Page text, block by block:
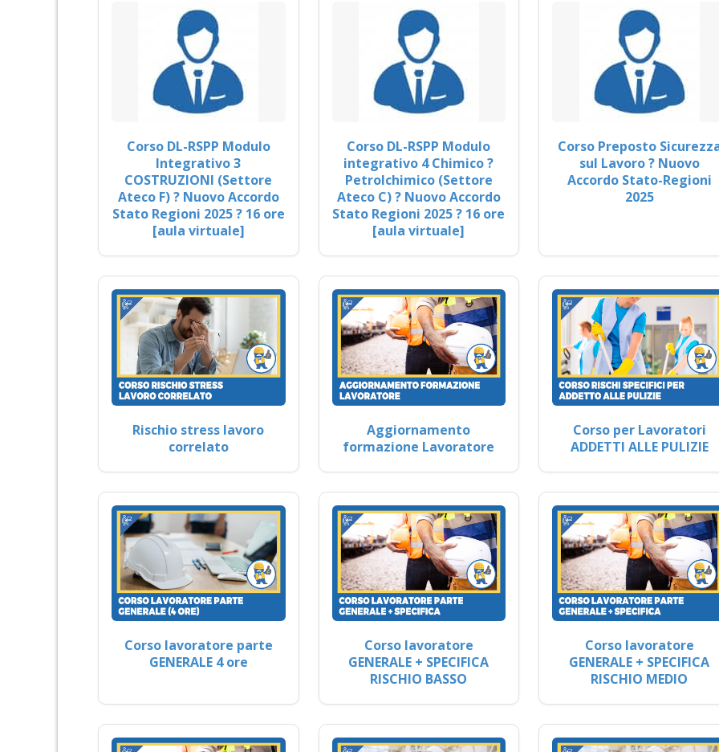
Corso DL-RSPP Modulo
Integrativo 3
COSTRUZIONI (Settore
Ateco F) ? Nuovo Accordo
Stato Regioni 2025 ? 16 ore
[aula virtuale]
Corso DL-RSPP Modulo
integrativo 4 Chimico ?
Petrolchimico (Settore
Ateco C) ? Nuovo Accordo
Stato Regioni 2025 ? 16 ore
[aula virtuale]
Corso Preposto
sul Lavoro ? Nuovo
Accordo Stato-Regioni
2025
Rischio stress lavoro
correlato
Aggiornamento
formazione Lavoratore
Corso per Lavoratori
ADDETTI ALLE PULIZIE
Corso lavoratore parte
GENERALE 4 ore
Corso lavoratore
GENERALE + SPECIFICA
RISCHIO BASSO
Corso lavoratore
GENERALE + SPECIFICA
RISCHIO MEDIO